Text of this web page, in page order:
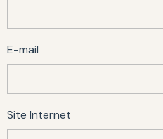
E-mail
Site Internet